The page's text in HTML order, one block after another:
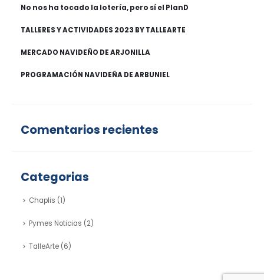
No nos ha tocado la lotería, pero sí el PlanD
TALLERES Y ACTIVIDADES 2023 BY TALLEARTE
MERCADO NAVIDEÑO DE ARJONILLA
PROGRAMACIÓN NAVIDEÑA DE ARBUNIEL
Comentarios recientes
Categorias
Chaplis (1)
Pymes Noticias (2)
TalleArte(6)